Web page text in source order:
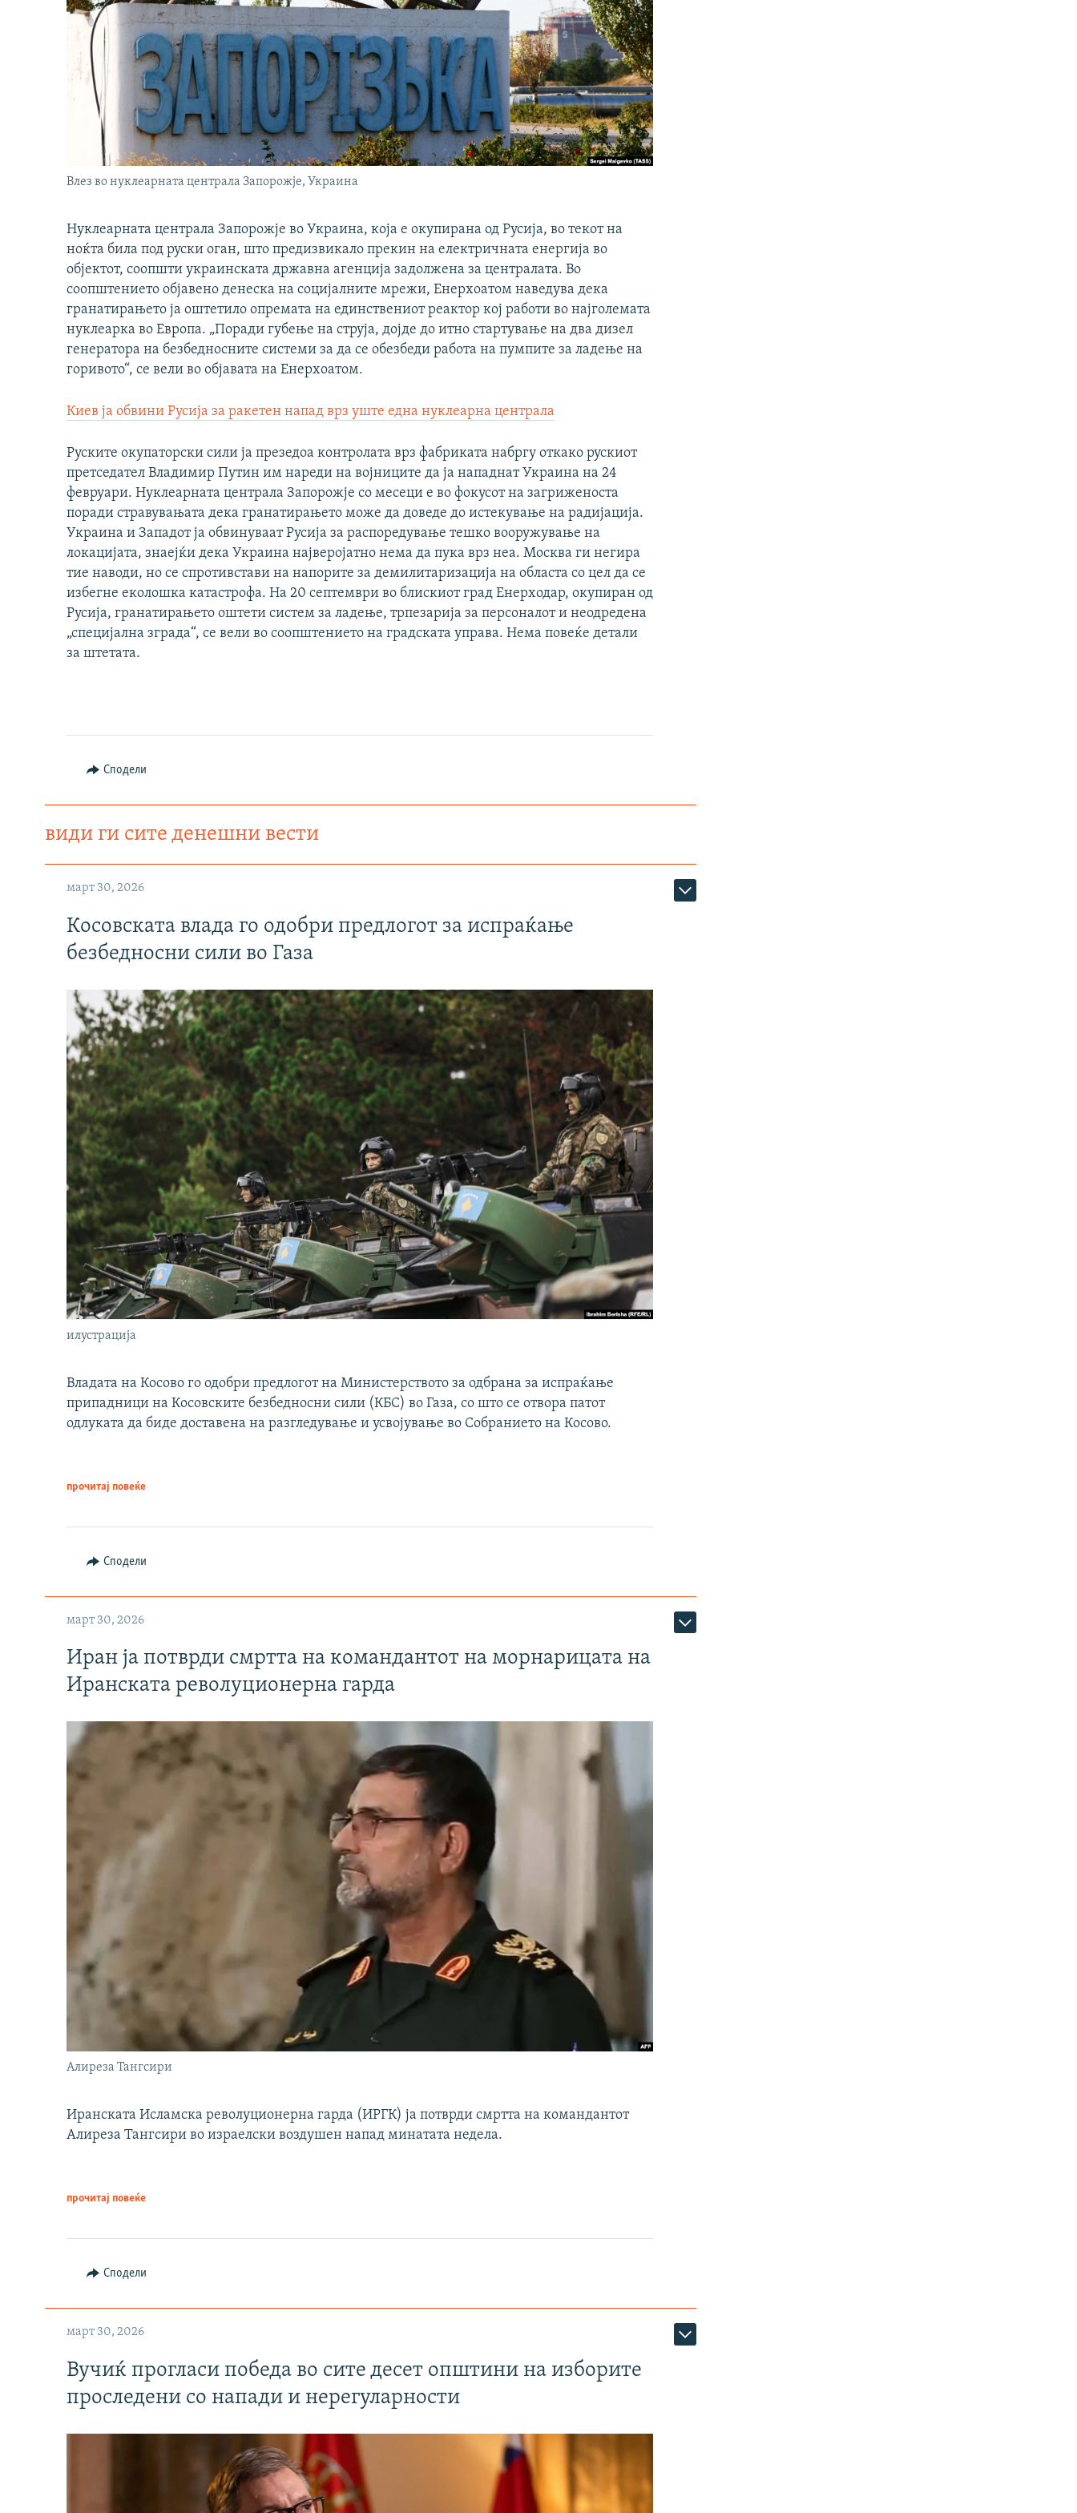
Влез во нуклеарната централа Запорожје, Украина
Нуклеарната централа Запорожје во Украина, која е окупирана од Русија, во текот на
ноќта била под руски оган, што предизвикало прекин на електричната енергија во
објектот, соопшти украинската државна агенција задолжена за централата. Во
соопштението објавено денеска на социјалните мрежи, Енерхоатом наведува дека
гранатирањето ја оштетило опремата на единствениот реактор кој работи во најголемата
нуклеарка во Европа. „Поради губење на струја, дојде до итно стартување на два дизел
генератора на безбедносните системи за да се обезбеди работа на пумпите за ладење на
горивото“, се вели во објавата на Енерхоатом.
Киев ја обвини Русија за ракетен напад врз уште една нуклеарна централа
Руските окупаторски сили ја презедоа контролата врз фабриката набргу откако рускиот
претседател Владимир Путин им нареди на војниците да ја нападнат Украина на 24
февруари. Нуклеарната централа Запорожје со месеци е во фокусот на загриженоста
поради стравувањата дека гранатирањето може да доведе до истекување на радијација.
Украина и Западот ја обвинуваат Русија за распоредување тешко вооружување на
локацијата, знаејќи дека Украина најверојатно нема да пука врз неа. Москва ги негира
тие наводи, но се спротивстави на напорите за демилитаризација на областа со цел да се
избегне еколошка катастрофа. На 20 септември во блискиот град Енерходар, окупиран од
Русија, гранатирањето оштети систем за ладење, трпезарија за персоналот и неодредена
„специјална зграда“, се вели во соопштението на градската управа. Нема повеќе детали
за штетата.
Сподели
види ги сите денешни вести
март 30, 2026
Косовската влада го одобри предлогот за испраќање
безбедносни сили во Газа
илустрација
Владата на Косово го одобри предлогот на Министерството за одбрана за испраќање
припадници на Косовските безбедносни сили (КБС) во Газа, со што се отвора патот
одлуката да биде доставена на разгледување и усвојување во Собранието на Косово.
прочитај повеќе
Сподели
март 30, 2026
Иран ја потврди смртта на командантот на морнарицата на
Иранската револуционерна гарда
Алиреза Тангсири
Иранската Исламска револуционерна гарда (ИРГК) ја потврди смртта на командантот
Алиреза Тангсири во израелски воздушен напад минатата недела.
прочитај повеќе
Сподели
март 30, 2026
Вучиќ прогласи победа во сите десет општини на изборите
проследени со напади и нерегуларности